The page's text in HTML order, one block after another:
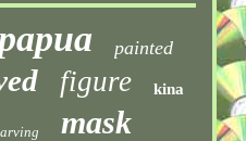
painted
figure kina
mask